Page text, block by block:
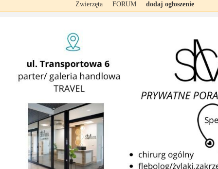
Zwierzęta
FORUM dodaj ogłoszenie